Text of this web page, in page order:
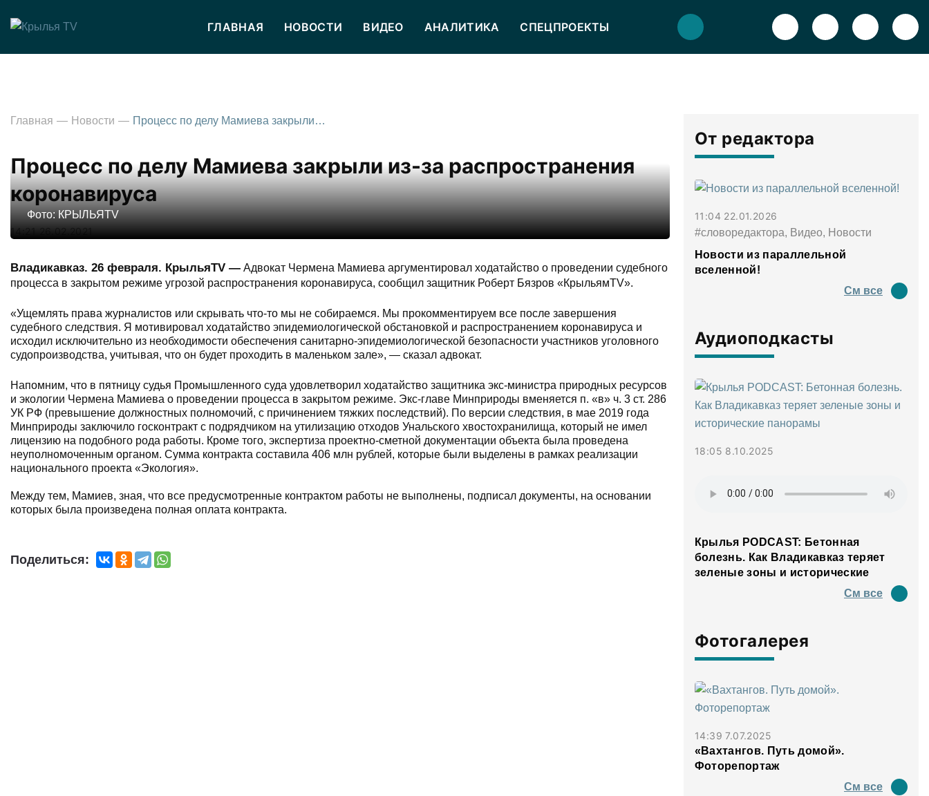
ГЛАВНАЯ НОВОСТИ ВИДЕО АНАЛИТИКА СПЕЦПРОЕКТЫ
Главная Новости Процесс по делу Мамиева закрыли из-за распространения коронавируса
Процесс по делу Мамиева закрыли из-за распространения
коронавируса
14:21 26.02.2021
Фото: КРЫЛЬЯTV
Владикавказ. 26 февраля. КрыльяTV — Адвокат Чермена Мамиева аргументировал ходатайство о проведении судебного
процесса в закрытом режиме угрозой распространения коронавируса, сообщил защитник Роберт Бязров «КрыльямTV».
«Ущемлять права журналистов или скрывать что-то мы не собираемся. Мы прокомментируем все после завершения
судебного следствия. Я мотивировал ходатайство эпидемиологической обстановкой и распространением коронавируса и
исходил исключительно из необходимости обеспечения санитарно-эпидемиологической безопасности участников уголовного
судопроизводства, учитывая, что он будет проходить в маленьком зале», — сказал адвокат.
Напомним, что в пятницу судья Промышленного суда удовлетворил ходатайство защитника экс-министра природных ресурсов
и экологии Чермена Мамиева о проведении процесса в закрытом режиме. Экс-главе Минприроды вменяется п. «в» ч. 3 ст. 286
УК РФ (превышение должностных полномочий, с причинением тяжких последствий). По версии следствия, в мае 2019 года
Минприроды заключило госконтракт с подрядчиком на утилизацию отходов Унальского хвостохранилища, который не имел
лицензию на подобного рода работы. Кроме того, экспертиза проектно-сметной документации объекта была проведена
неуполномоченным органом. Сумма контракта составила 406 млн рублей, которые были выделены в рамках реализации
национального проекта «Экология».
Между тем, Мамиев, зная, что все предусмотренные контрактом работы не выполнены, подписал документы, на основании
которых была произведена полная оплата контракта.
Поделиться:
От редактора
11:04 22.01.2026
#словоредактора, Видео, Новости
Новости из параллельной
вселенной!
См все
Аудиоподкасты
18:05 8.10.2025
Крылья PODCAST: Бетонная
болезнь. Как Владикавказ теряет
зеленые зоны и исторические
См все
Фотогалерея
14:39 7.07.2025
«Вахтангов. Путь домой».
Фоторепортаж
См все